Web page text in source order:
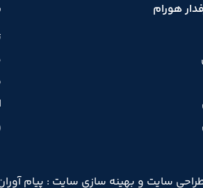
هورام
سایت و بهینه سازی سایت : پیام